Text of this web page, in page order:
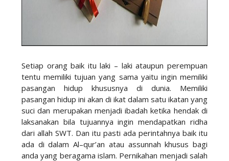
Setiap orang baik itu laki – laki ataupun perempuan
tentu memiliki tujuan yang sama yaitu ingin memiliki
pasangan hidup khususnya di dunia. Memiliki
pasangan hidup ini akan di ikat dalam satu ikatan yang
suci dan merupakan menjadi ibadah ketika hendak di
laksanakan bila tujuannya ingin mendapatkan ridha
dari allah SWT. Dan itu pasti ada perintahnya baik itu
ada di dalam Al–qur’an atau assunnah khusus bagi
anda yang beragama islam. Pernikahan menjadi salah